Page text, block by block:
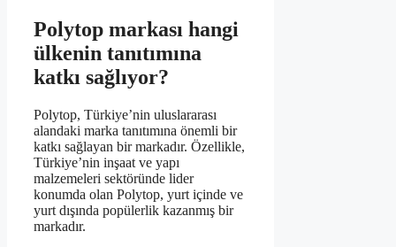
Polytop markası hangi
ülkenin tanıtımına
katkı sağlıyor?
Polytop, Türkiye’nin uluslararası
alandaki marka tanıtımına önemli bir
katkı sağlayan bir markadır. Özellikle,
Türkiye’nin inşaat ve yapı
malzemeleri sektöründe lider
konumda olan Polytop, yurt içinde ve
yurt dışında popülerlik kazanmış bir
markadır.